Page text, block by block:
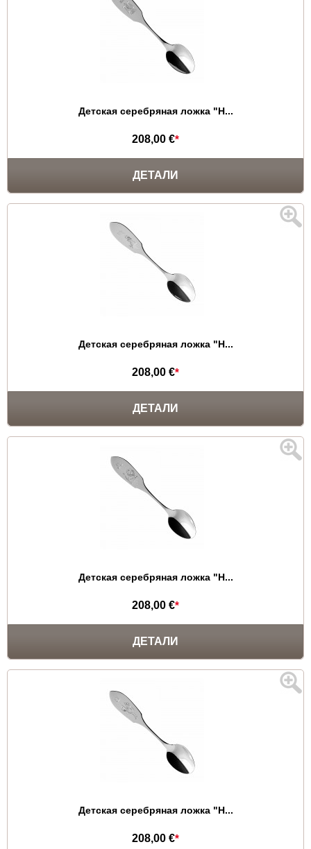
Детская серебряная ложка "Н...
208,00 €*
ДЕТАЛИ
Детская серебряная ложка "Н...
208,00 €*
ДЕТАЛИ
Детская серебряная ложка "Н...
208,00 €*
ДЕТАЛИ
Детская серебряная ложка "Н...
208,00 €*